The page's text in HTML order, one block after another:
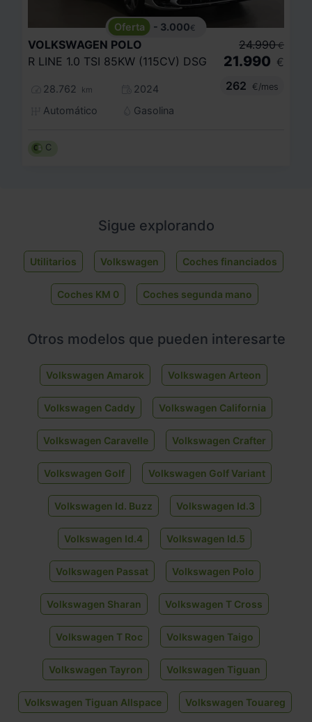
- 3.000€
VOLKSWAGEN POLO
R LINE 1.0 TSI 85KW (115CV) DSG
28.762 km
2024
Automático
Gasolina
24.990 €
21.990 €
262
€/mes
C
Sigue explorando
Utilitarios Volkswagen Coches financiados
Coches KM 0 Coches segunda mano
Otros modelos que pueden interesarte
Volkswagen Amarok Volkswagen Arteon
Volkswagen Caddy Volkswagen California
Volkswagen Caravelle Volkswagen Crafter
Volkswagen Golf Volkswagen Golf Variant
Volkswagen Id. Buzz Volkswagen Id.3
Volkswagen Id.4 Volkswagen Id.5
Volkswagen Passat Volkswagen Polo
Volkswagen Sharan Volkswagen T Cross
Volkswagen T Roc Volkswagen Taigo
Volkswagen Tayron Volkswagen Tiguan
Volkswagen Tiguan Allspace Volkswagen Touareg